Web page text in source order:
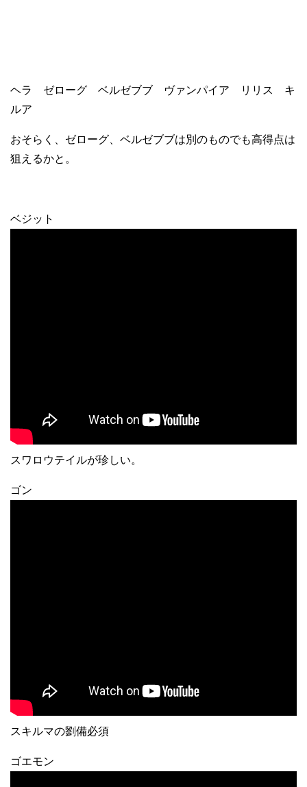
ヘラ ゼローグ ベルゼブブ ヴァンパイア リリス キ
ルア
おそらく、ゼローグ、ベルゼブブは別のものでも高得点は
狙えるかと。
ベジット
スワロウテイルが珍しい。
ゴン
スキルマの劉備必須
ゴエモン